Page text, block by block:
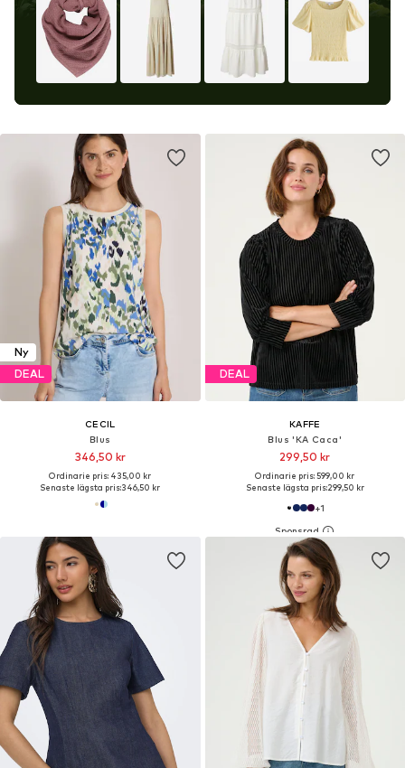
Ny
DEAL
CECIL
Blus
346,50 kr
Ordinarie pris: 435,00 kr
Senaste lägsta pris:346,50 kr
DEAL
KAFFE
Blus 'KA Caca'
299,50 kr
Ordinarie pris: 599,00 kr
Senaste lägsta pris:299,50 kr
+1